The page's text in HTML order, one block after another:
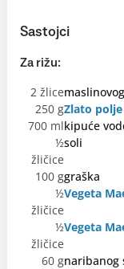
Sastojci
Za rižu:
2 žlice
250 gZlato polje
700 mlkipuće
½
žličice
soli
100 ggraška
½
žličice
Vegeta
½
žličice
Vegeta
60 gnaribanog